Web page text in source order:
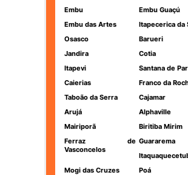
Embu
Embu Guaçú
Embu das Artes
Itapecerica da
Osasco
Barueri
Jandira
Cotia
Itapevi
Santana de
Caierias
Franco da
Taboão da Serra
Cajamar
Arujá
Alphaville
Mairiporã
Biritiba Mirim
Ferraz de
Vasconcelos
Guararema
Mogi das Cruzes
Poá